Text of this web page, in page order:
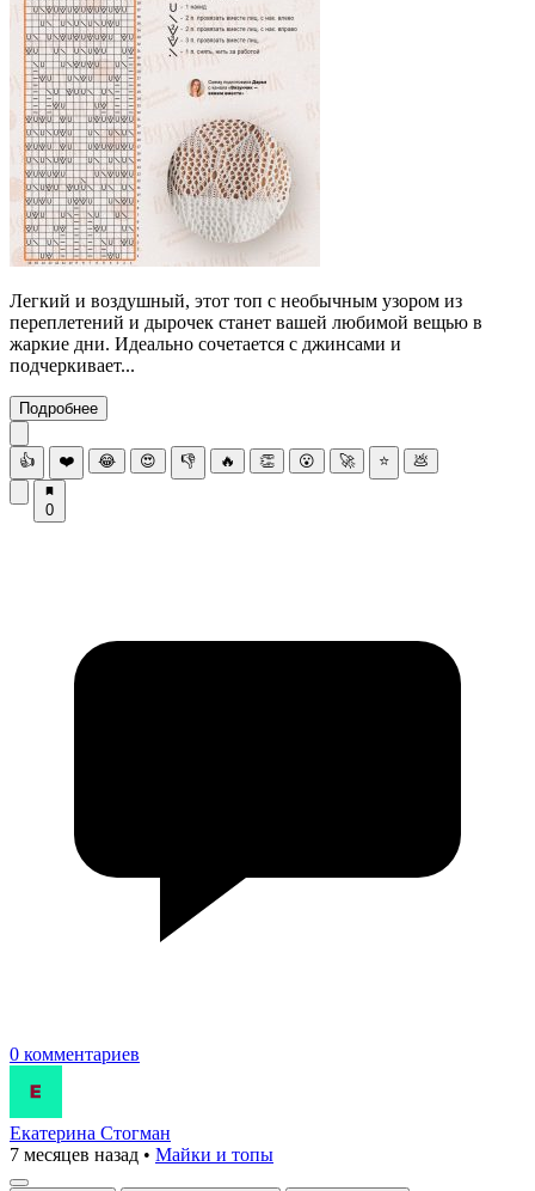
Легкий и воздушный, этот топ с необычным узором из
переплетений и дырочек станет вашей любимой вещью в
жаркие дни. Идеально сочетается с джинсами и
подчеркивает...
Подробнее
👍 ❤️ 😂 😍 👎 🔥 👏 😮 🚀 ⭐ 💩
0
0 комментариев
Екатерина Стогман
7 месяцев назад • Майки и топы